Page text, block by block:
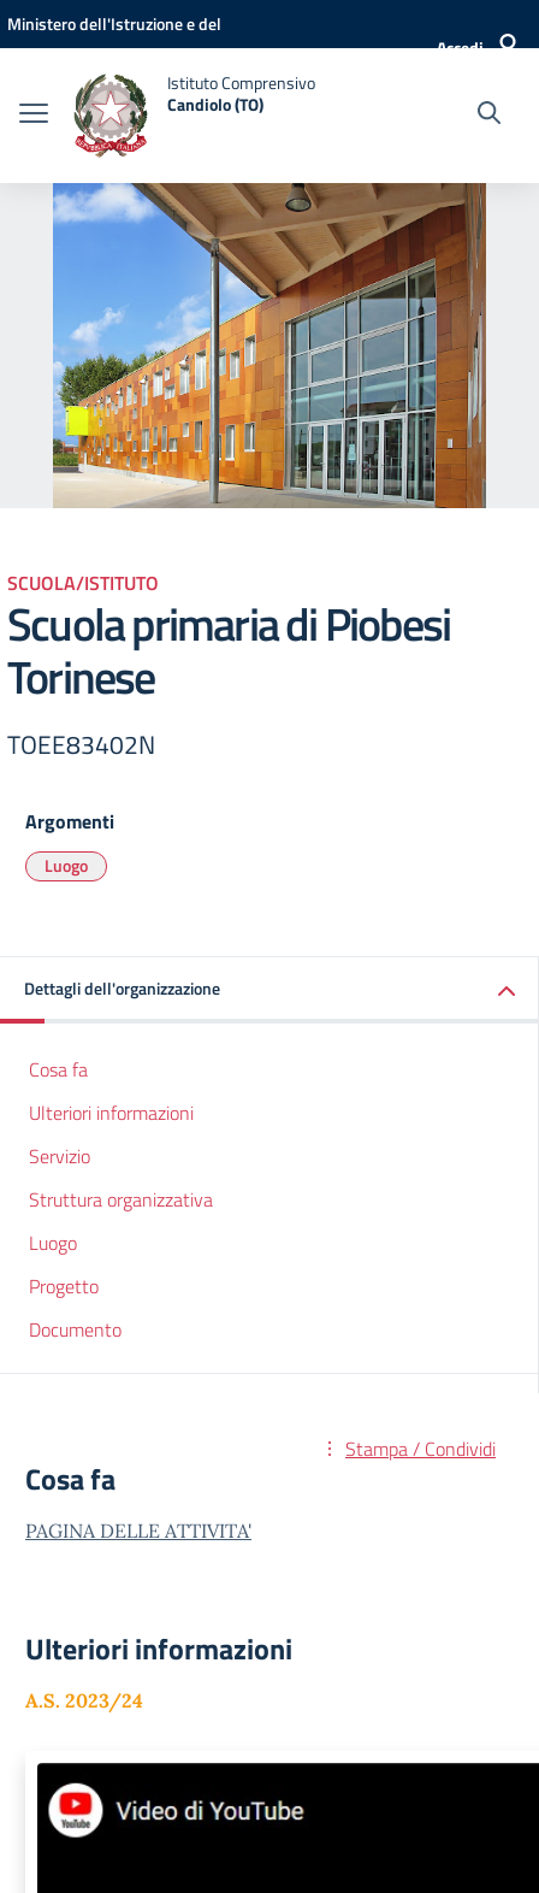
Vai ai contenuti
Vai al menu di navigazione
Vai al footer
Ministero dell'Istruzione e del
Accedi
Istituto Comprensivo
Candiolo (TO)
SCUOLA/ISTITUTO
Scuola primaria di Piobesi
Torinese
TOEE83402N
Argomenti
Luogo
Dettagli dell'organizzazione
Cosa fa
Ulteriori informazioni
Servizio
Struttura organizzativa
Luogo
Progetto
Documento
Stampa / Condividi
Cosa fa
PAGINA DELLE ATTIVITA'
Ulteriori informazioni
A.S. 2023/24